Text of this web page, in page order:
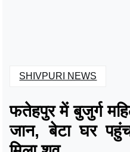
SHIVPURI NEWS
फतेहपुर में बुजुर्ग
जान, बेटा घर